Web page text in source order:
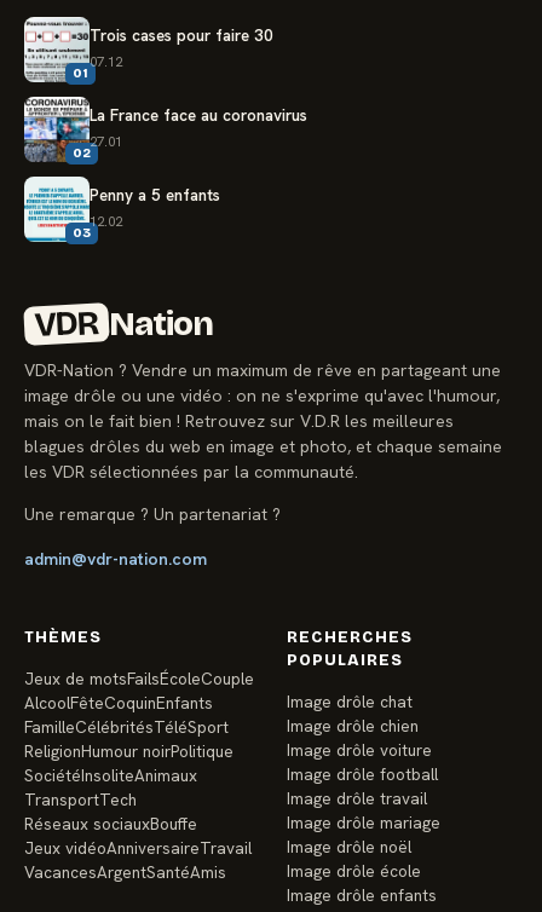
01
Trois cases pour faire 30
07.12
02
La France face au coronavirus
27.01
03
Penny a 5 enfants
12.02
VDR Nation
VDR-Nation ? Vendre un maximum de rêve en partageant une
image drôle ou une vidéo : on ne s'exprime qu'avec l'humour,
mais on le fait bien ! Retrouvez sur V.D.R les meilleures
blagues drôles du web en image et photo, et chaque semaine
les VDR sélectionnées par la communauté.
Une remarque ? Un partenariat ?
admin@vdr-nation.com
THÈMES
Jeux de motsFailsÉcoleCouple
AlcoolFêteCoquinEnfants
FamilleCélébritésTéléSport
ReligionHumour noirPolitique
SociétéInsoliteAnimaux
TransportTech
Réseaux sociauxBouffe
Jeux vidéoAnniversaireTravail
VacancesArgentSantéAmis
RECHERCHES
POPULAIRES
Image drôle chat
Image drôle chien
Image drôle voiture
Image drôle football
Image drôle travail
Image drôle mariage
Image drôle noël
Image drôle école
Image drôle enfants